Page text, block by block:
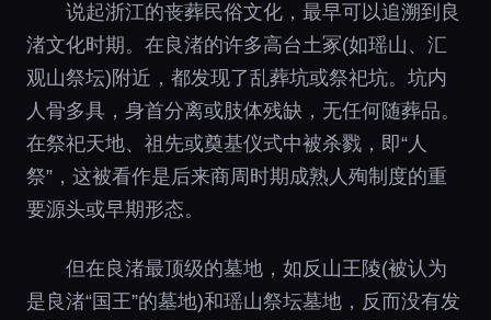
说起浙江的丧葬民俗文化，最早可以追溯到良
渚文化时期。在良渚的许多高台土冢(如瑶山、汇
观山祭坛)附近，都发现了乱葬坑或祭祀坑。坑内
人骨多具，身首分离或肢体残缺，无任何随葬品。
在祭祀天地、祖先或奠基仪式中被杀戮，即“人
祭”，这被看作是后来商周时期成熟人殉制度的重
要源头或早期形态。
但在良渚最顶级的墓地，如反山王陵(被认为
是良渚“国王”的墓地)和瑶山祭坛墓地，反而没有发